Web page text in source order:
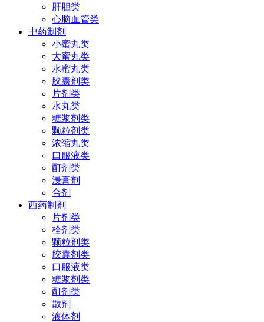
肝胆类
心脑血管类
中药制剂
小蜜丸类
大蜜丸类
水蜜丸类
胶囊剂类
片剂类
水丸类
糖浆剂类
颗粒剂类
浓缩丸类
口服液类
酊剂类
浸膏剂
合剂
西药制剂
片剂类
栓剂类
颗粒剂类
胶囊剂类
口服液类
糖浆剂类
酊剂类
散剂
液体剂